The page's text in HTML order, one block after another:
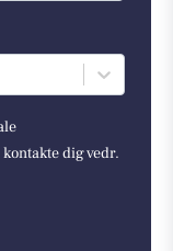
dig vedr.